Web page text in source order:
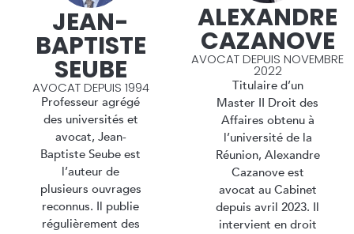
JEAN-
BAPTISTE
SEUBE​
AVOCAT DEPUIS 1994
Professeur agrégé
des universités et
avocat, Jean-
Baptiste Seube est
l’auteur de
plusieurs ouvrages
reconnus. Il publie
régulièrement des
ALEXANDRE
CAZANOVE
AVOCAT DEPUIS NOVEMBRE
2022
Titulaire d’un
Master II Droit des
Affaires obtenu à
l’université de la
Réunion, Alexandre
Cazanove est
avocat au Cabinet
depuis avril 2023. Il
intervient en droit